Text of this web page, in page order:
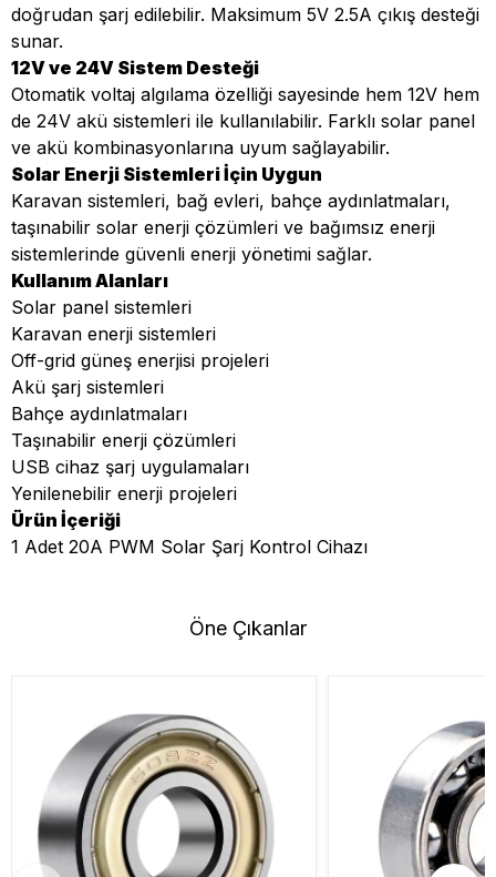
doğrudan şarj edilebilir. Maksimum 5V 2.5A çıkış desteği
sunar.
12V ve 24V Sistem Desteği
Otomatik voltaj algılama özelliği sayesinde hem 12V hem
de 24V akü sistemleri ile kullanılabilir. Farklı solar panel
ve akü kombinasyonlarına uyum sağlayabilir.
Solar Enerji Sistemleri İçin Uygun
Karavan sistemleri, bağ evleri, bahçe aydınlatmaları,
taşınabilir solar enerji çözümleri ve bağımsız enerji
sistemlerinde güvenli enerji yönetimi sağlar.
Kullanım Alanları
Solar panel sistemleri
Karavan enerji sistemleri
Off-grid güneş enerjisi projeleri
Akü şarj sistemleri
Bahçe aydınlatmaları
Taşınabilir enerji çözümleri
USB cihaz şarj uygulamaları
Yenilenebilir enerji projeleri
Ürün İçeriği
1 Adet 20A PWM Solar Şarj Kontrol Cihazı
Öne Çıkanlar